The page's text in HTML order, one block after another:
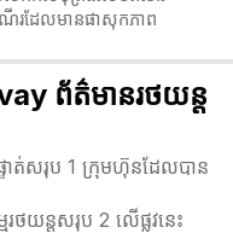
ើរដែលមានផាសុកភាព
ព័ត៌មានរថយន្ត
ទាត់សរុប 1 ក្រុមហ៊ុនដែលបាន
រថយន្តសរុប 2 លើផ្លូវនេះ